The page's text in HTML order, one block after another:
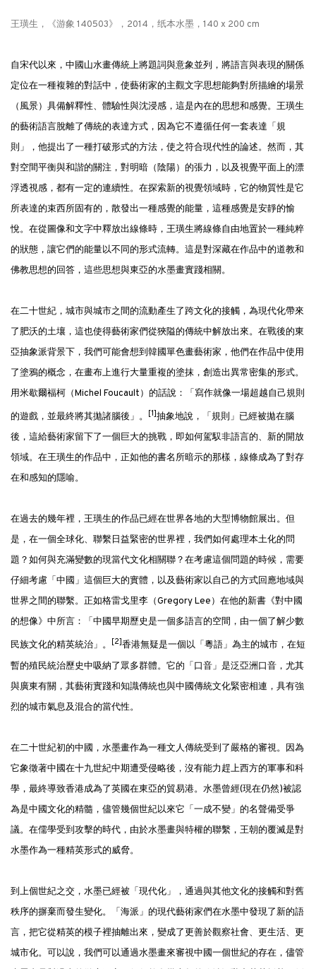
王璜生，《游·象 140503》，2014，纸本水墨，140 x 200 cm
自宋代以來，中國山水畫傳統上將題詞與意象並列，將語言與表現的關係
定位在一種複雜的對話中，使藝術家的主觀文字思想能夠對所描繪的場景
（風景）具備解釋性、體驗性與沈浸感，這是內在的思想和感覺。王璜生
的藝術語言脫離了傳統的表達方式，因為它不遵循任何一套表達「規
則」，他提出了一種打破形式的方法，使之符合現代性的論述。然而，其
對空間平衡與和諧的關注，對明暗（陰陽）的張力，以及視覺平面上的漂
浮透視感，都有一定的連續性。在探索新的視覺領域時，它的物質性是它
所表達的束西所固有的，散發出一種感覺的能量，這種感覺是安靜的愉
悅。在從圖像和文字中釋放出線條時，王璜生將線條自由地置於一種純粹
的狀態，讓它們的能量以不同的形式流轉。這是對深藏在作品中的道教和
佛教思想的回答，這些思想與東亞的水墨畫實踐相關。
在二十世紀，城市與城市之間的流動產生了跨文化的接觸，為現代化帶來
了肥沃的土壤，這也使得藝術家們從狹隘的傳統中解放出來。在戰後的東
亞抽象派背景下，我們可能會想到韓國單色畫藝術家，他們在作品中使用
了塗鴉的概念，在畫布上進行大量重複的塗抹，創造出異常密集的形式。
用米歇爾·福柯（Michel Foucault）的話說：「寫作就像一場超越自己規則
的遊戲，並最終將其拋諸腦後」。
[1]抽象地說，「規則」已經被拋在腦
後，這給藝術家留下了一個巨大的挑戰，即如何駕馭非語言的、新的開放
領域。在王璜生的作品中，正如他的書名所暗示的那樣，線條成為了對存
在和感知的隱喻。
在過去的幾年裡，王璜生的作品已經在世界各地的大型博物館展出。但
是，在一個全球化、聯繫日益緊密的世界裡，我們如何處理本土化的問
題？如何與充滿變數的現當代文化相關聯？在考慮這個問題的時候，需要
仔細考慮「中國」這個巨大的實體，以及藝術家以自己的方式回應地域與
世界之間的聯繫。正如格雷戈里·李（Gregory Lee）在他的新書《對中國
的想像》中所言：「中國早期歷史是一個多語言的空間，由一個了解少數
民族文化的精英統治」。
[2]香港無疑是一個以「粵語」為主的城市，在短
暫的殖民統治歷史中吸納了眾多群體。它的「口音」是泛亞洲口音，尤其
與廣東有關，其藝術實踐和知識傳統也與中國傳統文化緊密相連，具有強
烈的城市氣息及混合的當代性。
在二十世紀初的中國，水墨畫作為一種文人傳統受到了嚴格的審視。因為
它象徵著中國在十九世紀中期遭受侵略後，沒有能力趕上西方的軍事和科
學，最終導致香港成為了英國在東亞的貿易港。水墨曾經(現在仍然)被認
為是中國文化的精髓，儘管幾個世紀以來它「一成不變」的名聲備受爭
議。在儒學受到攻擊的時代，由於水墨畫與特權的聯繫，王朝的覆滅是對
水墨作為一種精英形式的威脅。
到上個世紀之交，水墨已經被「現代化」，通過與其他文化的接觸和對舊
秩序的摒棄而發生變化。「海派」的現代藝術家們在水墨中發現了新的語
言，把它從精英的模子裡抽離出來，變成了更善於觀察社會、更生活、更
城市化。可以說，我們可以通過水墨畫來審視中國一個世紀的存在，儘管